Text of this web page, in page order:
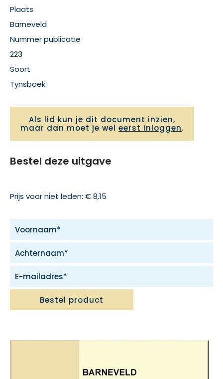
Plaats
Barneveld
Nummer publicatie
223
Soort
Tynsboek
Als lid kun je dit document inzien,
maar dan moet je wel eerst inloggen.
Bestel deze uitgave
Prijs voor niet leden: € 8,15
Bestel product